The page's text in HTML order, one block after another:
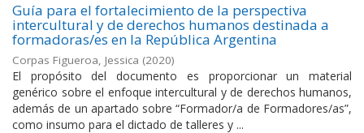
Guía para el fortalecimiento de la perspectiva
intercultural y de derechos humanos destinada a
formadoras/es en la República Argentina
Corpas Figueroa, Jessica (2020)
El propósito del documento es proporcionar un material
genérico sobre el enfoque intercultural y de derechos humanos,
además de un apartado sobre “Formador/a de Formadores/as”,
como insumo para el dictado de talleres y ...